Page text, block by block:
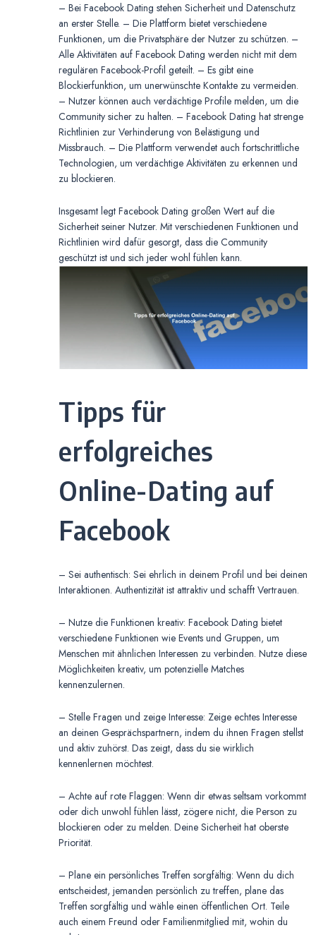
– Bei Facebook Dating stehen Sicherheit und Datenschutz
an erster Stelle. – Die Plattform bietet verschiedene
Funktionen, um die Privatsphäre der Nutzer zu schützen. –
Alle Aktivitäten auf Facebook Dating werden nicht mit dem
regulären Facebook-Profil geteilt. – Es gibt eine
Blockierfunktion, um unerwünschte Kontakte zu vermeiden.
– Nutzer können auch verdächtige Profile melden, um die
Community sicher zu halten. – Facebook Dating hat strenge
Richtlinien zur Verhinderung von Belästigung und
Missbrauch. – Die Plattform verwendet auch fortschrittliche
Technologien, um verdächtige Aktivitäten zu erkennen und
zu blockieren.
Insgesamt legt Facebook Dating großen Wert auf die
Sicherheit seiner Nutzer. Mit verschiedenen Funktionen und
Richtlinien wird dafür gesorgt, dass die Community
geschützt ist und sich jeder wohl fühlen kann.
Tipps für
erfolgreiches
Online-Dating auf
Facebook
– Sei authentisch: Sei ehrlich in deinem Profil und bei deinen
Interaktionen. Authentizität ist attraktiv und schafft Vertrauen.
– Nutze die Funktionen kreativ: Facebook Dating bietet
verschiedene Funktionen wie Events und Gruppen, um
Menschen mit ähnlichen Interessen zu verbinden. Nutze diese
Möglichkeiten kreativ, um potenzielle Matches
kennenzulernen.
– Stelle Fragen und zeige Interesse: Zeige echtes Interesse
an deinen Gesprächspartnern, indem du ihnen Fragen stellst
und aktiv zuhörst. Das zeigt, dass du sie wirklich
kennenlernen möchtest.
– Achte auf rote Flaggen: Wenn dir etwas seltsam vorkommt
oder dich unwohl fühlen lässt, zögere nicht, die Person zu
blockieren oder zu melden. Deine Sicherheit hat oberste
Priorität.
– Plane ein persönliches Treffen sorgfältig: Wenn du dich
entscheidest, jemanden persönlich zu treffen, plane das
Treffen sorgfältig und wähle einen öffentlichen Ort. Teile
auch einem Freund oder Familienmitglied mit, wohin du